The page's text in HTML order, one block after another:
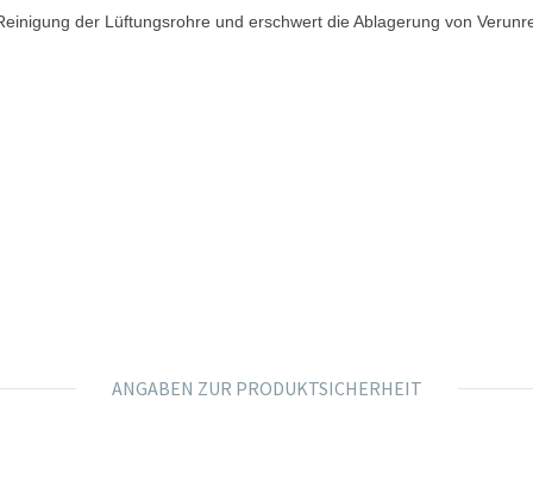
der Lüftungsrohre und erschwert die Ablagerung von
ANGABEN ZUR PRODUKTSICHERHEIT